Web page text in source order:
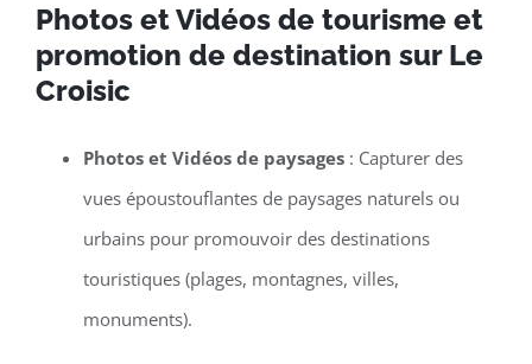
Photos et Vidéos de tourisme et
promotion de destination sur Le
Croisic
Photos et Vidéos de paysages: Capturer des
vues époustouflantes de paysages naturels ou
urbains pour promouvoir des destinations
touristiques (plages, montagnes, villes,
monuments).